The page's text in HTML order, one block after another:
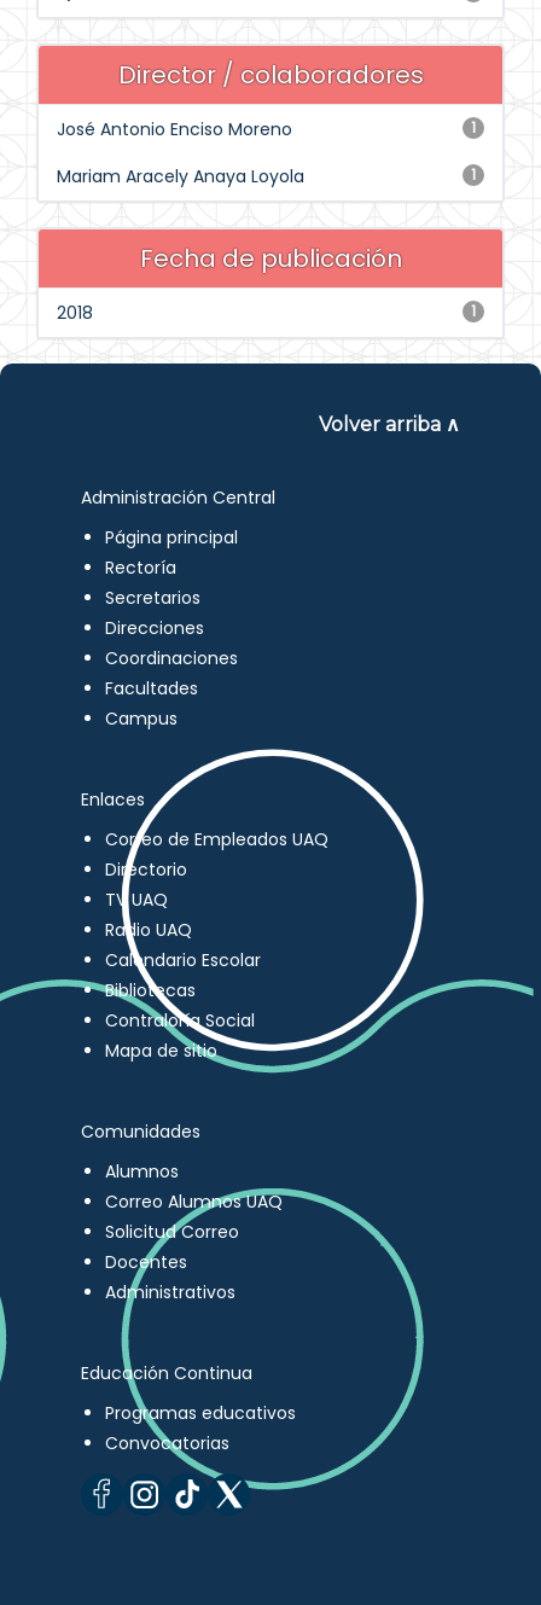
Director / colaboradores
1
José Antonio Enciso Moreno
1
Mariam Aracely Anaya Loyola
Fecha de publicación
1
2018
Volver arriba ∧
Administración Central
Página principal
Rectoría
Secretarios
Direcciones
Coordinaciones
Facultades
Campus
Enlaces
Correo de Empleados UAQ
Directorio
TV UAQ
Radio UAQ
Calendario Escolar
Bibliotecas
Contraloría Social
Mapa de sitio
Comunidades
Alumnos
Correo Alumnos UAQ
Solicitud Correo
Docentes
Administrativos
Educación Continua
Programas educativos
Convocatorias